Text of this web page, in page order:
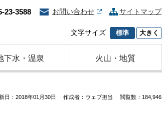
23-3588 お問い合わせ サイトマップ
文字サイズ 標準 大きく
下水・温泉 火山・地質
日：2018年01月30日 作成者：ウェブ担当 閲覧数：184,946